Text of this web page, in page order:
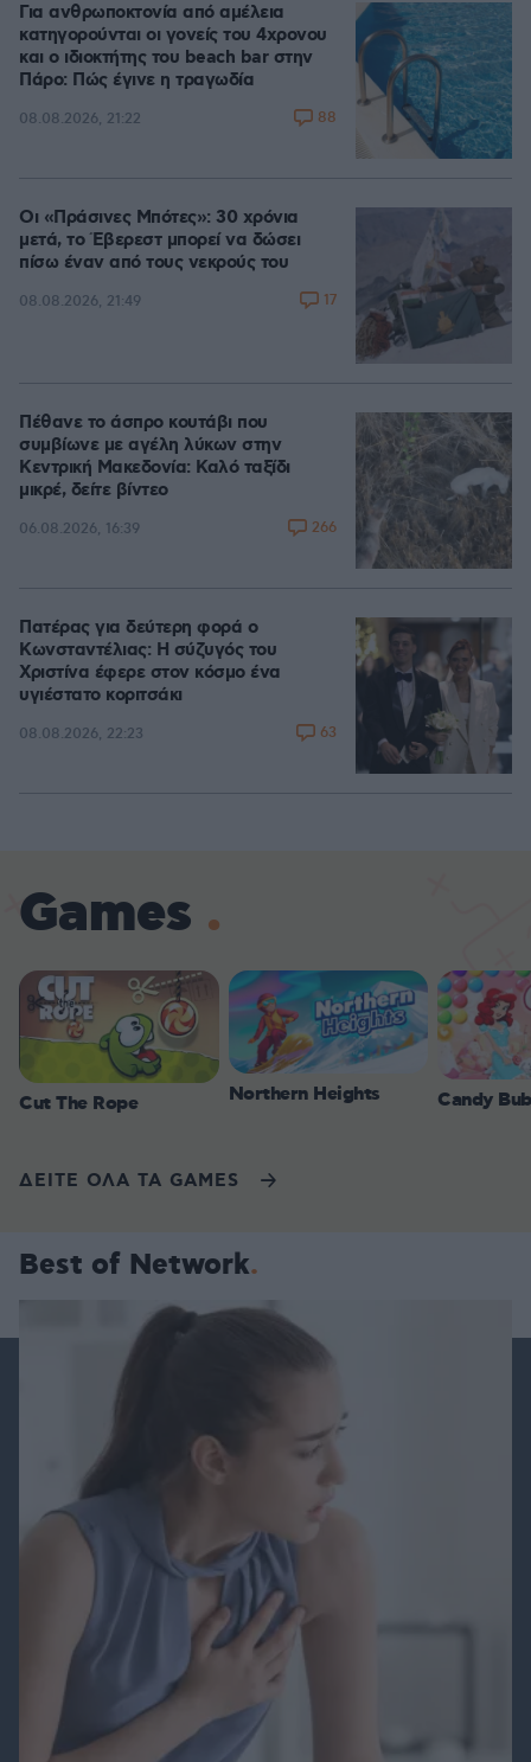
Για ανθρωποκτονία από αμέλεια
κατηγορούνται οι γονείς του 4χρονου
και ο ιδιοκτήτης του beach bar στην
Πάρο: Πώς έγινε η τραγωδία
08.08.2026, 21:22 88
Οι «Πράσινες Μπότες»: 30 χρόνια
μετά, το Έβερεστ μπορεί να δώσει
πίσω έναν από τους νεκρούς του
08.08.2026, 21:49 17
Πέθανε το άσπρο κουτάβι που
συμβίωνε με αγέλη λύκων στην
Κεντρική Μακεδονία: Καλό ταξίδι
μικρέ, δείτε βίντεο
06.08.2026, 16:39 266
Πατέρας για δεύτερη φορά ο
Κωνσταντέλιας: Η σύζυγός του
Χριστίνα έφερε στον κόσμο ένα
υγιέστατο κοριτσάκι
08.08.2026, 22:23 63
Games
Cut The Rope Northern Heights Candy
ΔΕΙΤΕ ΟΛΑ ΤΑ GAMES
Best of Network